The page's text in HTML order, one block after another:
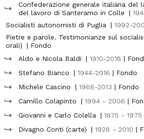
Confederazione generale italiana del
del lavoro di Santeramo in Colle
|
Socialisti autonomisti di Puglia
| 1992-
Pietre e parole. Testimonianze sul
orali)
| Fondo
Aldo e Nicola Baldi
| 1910-2018 |
Stefano Bianco
| 1944-2016 | Fondo
Michele Cascino
| 1968-2013 | Fondo
Camillo Colapinto
| 1994 - 2006 |
Giovanni e Carlo Colella
| 1875 - 1975
Divagno Conti (carte)
| 1928 - 2010 |